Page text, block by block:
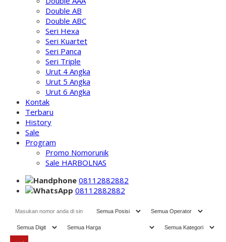
Double AB
Double ABC
Seri Hexa
Seri Kuartet
Seri Panca
Seri Triple
Urut 4 Angka
Urut 5 Angka
Urut 6 Angka
Kontak
Terbaru
History
Sale
Program
Promo Nomorunik
Sale HARBOLNAS
08112882882
08112882882